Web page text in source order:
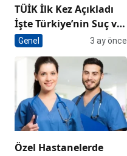
TÜİK İlk Kez Açıkladı
İşte Türkiye’nin Suç ve
Güvenlik Haritası
Genel 3 ay önce
Özel Hastanelerde